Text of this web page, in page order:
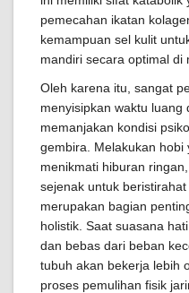
pemecahan ikatan
kemampuan sel kulit
mandiri secara optimal di
Oleh karena itu, sangat
menyisipkan waktu luang
memanjakan kondisi
gembira. Melakukan hobi
menikmati hiburan
sejenak untuk
merupakan bagian
holistik. Saat suasana
dan bebas dari beban
tubuh akan bekerja lebih
proses pemulihan fisik